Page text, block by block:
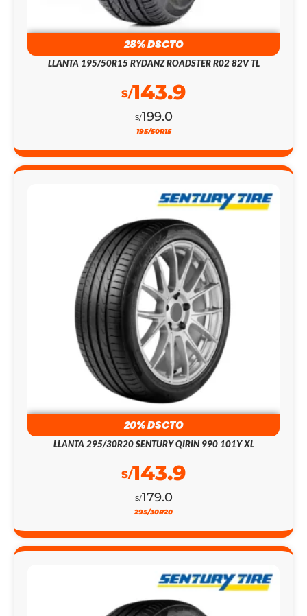
28% DSCTO
LLANTA 195/50R15 RYDANZ ROADSTER R02 82V TL
S/199.0
S/143.9
195/50R15
20% DSCTO
LLANTA 295/30R20 SENTURY QIRIN 990 101Y XL
S/179.0
S/143.9
295/30R20